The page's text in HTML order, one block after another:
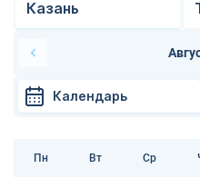
Календарь
Пн Вт Ср